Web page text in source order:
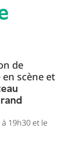
de
en scène et
19h30 et le